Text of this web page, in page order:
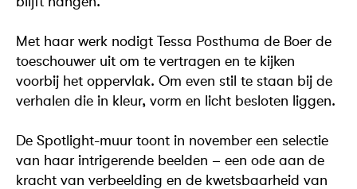
Met haar werk nodigt Tessa Posthuma de Boer de
toeschouwer uit om te vertragen en te kijken
voorbij het oppervlak. Om even stil te staan bij de
verhalen die in kleur, vorm en licht besloten liggen.
De Spotlight-muur toont in november een selectie
van haar intrigerende beelden – een ode aan de
kracht van verbeelding en de kwetsbaarheid van